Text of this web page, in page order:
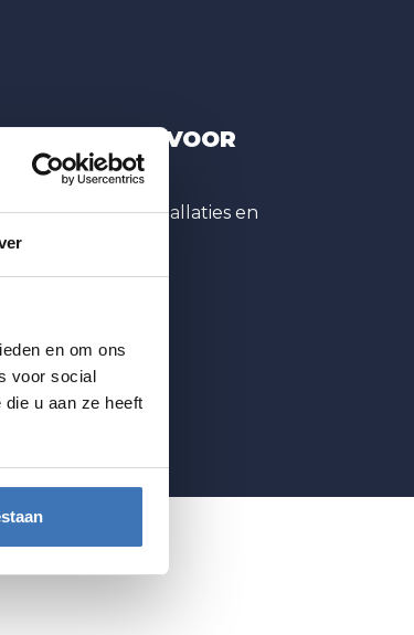
en om ons
voor social
u aan ze heeft
AANPAK VOOR
met gedeelde installaties en